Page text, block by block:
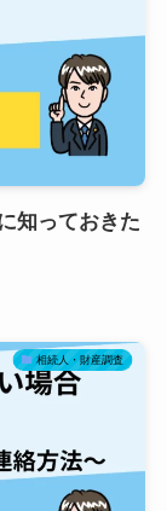
知っておきた
相続人・財産調査